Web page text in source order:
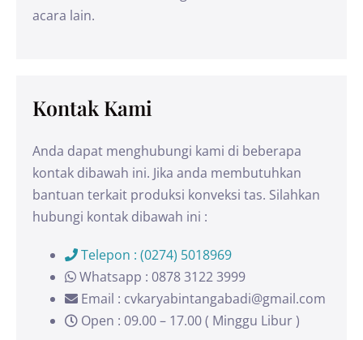
acara lain.
Kontak Kami
Anda dapat menghubungi kami di beberapa
kontak dibawah ini. Jika anda membutuhkan
bantuan terkait produksi konveksi tas. Silahkan
hubungi kontak dibawah ini :
Telepon : (0274) 5018969
Whatsapp : 0878 3122 3999
Email : cvkaryabintangabadi@gmail.com
Open : 09.00 – 17.00 ( Minggu Libur )